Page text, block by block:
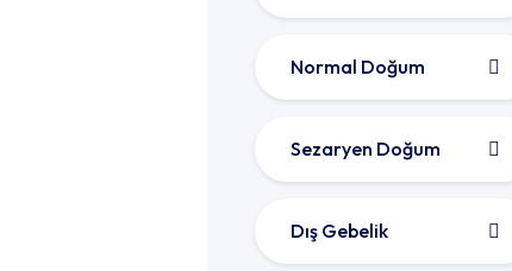
Normal Doğum
Sezaryen Doğum
Dış Gebelik